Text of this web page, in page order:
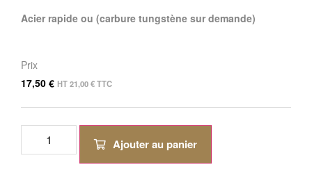
Acier rapide ou (carbure tungstène sur demande)
Prix
17,50 € HT21,00€TTC
Ajouter au panier